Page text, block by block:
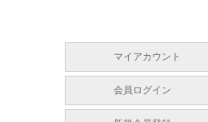
マイアカウント
会員ログイン